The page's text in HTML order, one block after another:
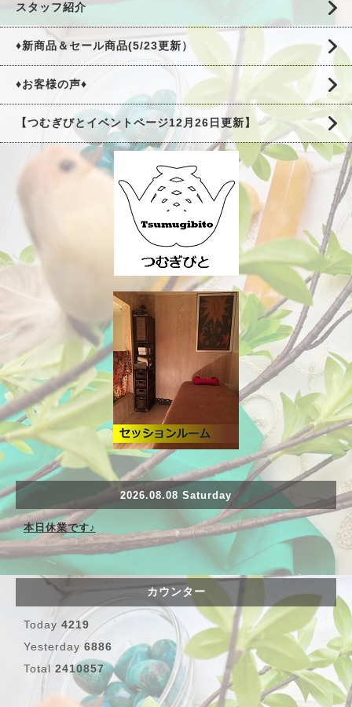
スタッフ紹介
♦新商品＆セール商品(5/23更新）
♦お客様の声♦
【つむぎびとイベントページ12月26日更新】
2026.08.08 Saturday
本日休業です♪
カウンター
Today 4219
Yesterday 6886
Total 2410857